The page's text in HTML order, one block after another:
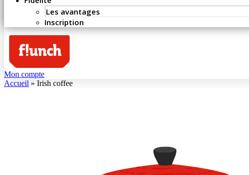
Les avantages
Inscription
Mon compte
Accueil » Irish coffee